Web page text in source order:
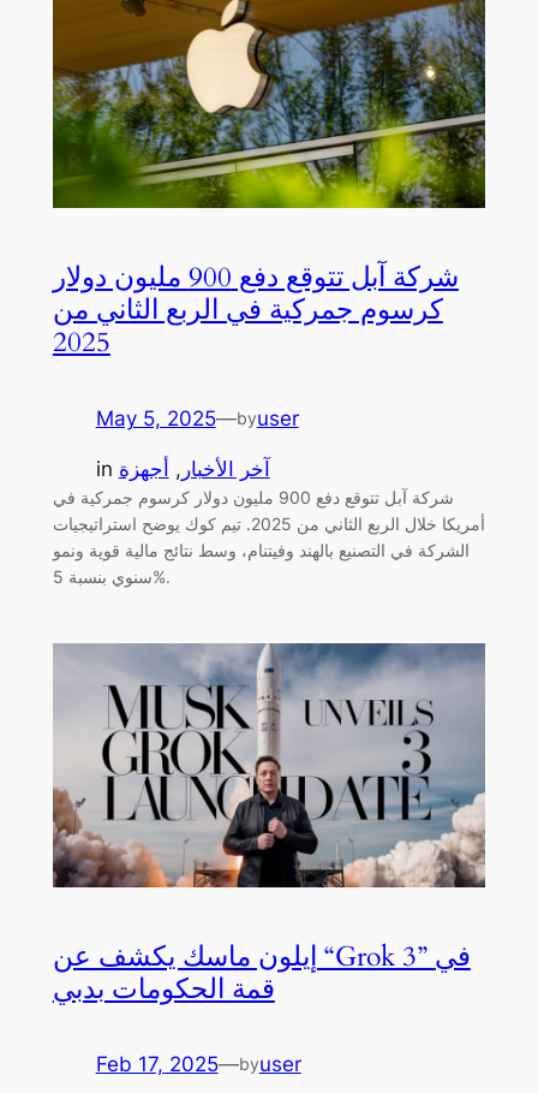
شركة آبل تتوقع دفع 900 مليون دولار
كرسوم جمركية في الربع الثاني من
2025
May 5, 2025—byuser
in آخر الأخبار , أجهزة
شركة آبل تتوقع دفع 900 مليون دولار كرسوم جمركية في
أمريكا خلال الربع الثاني من 2025. تيم كوك يوضح استراتيجيات
الشركة في التصنيع بالهند وفيتنام، وسط نتائج مالية قوية ونمو
سنوي بنسبة 5%.
إيلون ماسك يكشف عن “Grok 3” في
قمة الحكومات بدبي
Feb 17, 2025—byuser